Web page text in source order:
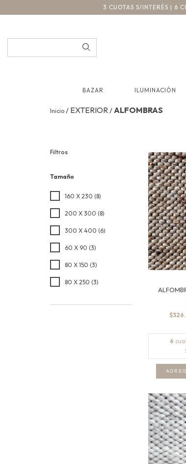
3 CUOTAS S/INTERÉS | 6
BAZAR ILUMINACIÓN
Inicio / EXTERIOR/ALFOMBRAS
Filtros
Tamaño
160 X 230 (8)
200 X 300 (8)
300 X 400 (6)
60 X 90 (3)
80 X 150 (3)
80 X 250 (3)
6